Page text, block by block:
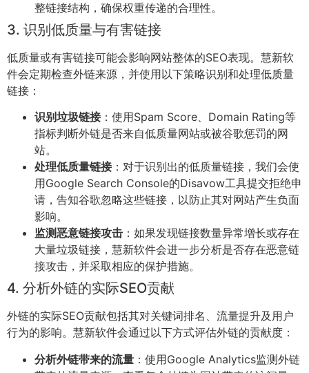
整链接结构，确保权重传递的合理性。
3. 识别低质量与有害链接
低质量或有害链接可能会影响网站整体的SEO表现。慧新软
件会定期检查外链来源，并使用以下策略识别和处理低质量
链接：
识别垃圾链接：使用Spam Score、Domain Rating等
指标判断外链是否来自低质量网站或被谷歌惩罚的网
站。
处理低质量链接：对于识别出的低质量链接，我们会使
用Google Search Console的Disavow工具提交拒绝申
请，告知谷歌忽略这些链接，以防止其对网站产生负面
影响。
监测恶意链接攻击 ：如果发现链接数量异常增长或存在
大量垃圾链接，慧新软件会进一步分析是否存在恶意链
接攻击，并采取相应的保护措施。
4. 分析外链的实际SEO贡献
外链的实际SEO贡献包括其对关键词排名、流量提升及用户
行为的影响。慧新软件会通过以下方式评估外链的贡献度：
分析外链带来的流量 ：使用Google Analytics监测外链